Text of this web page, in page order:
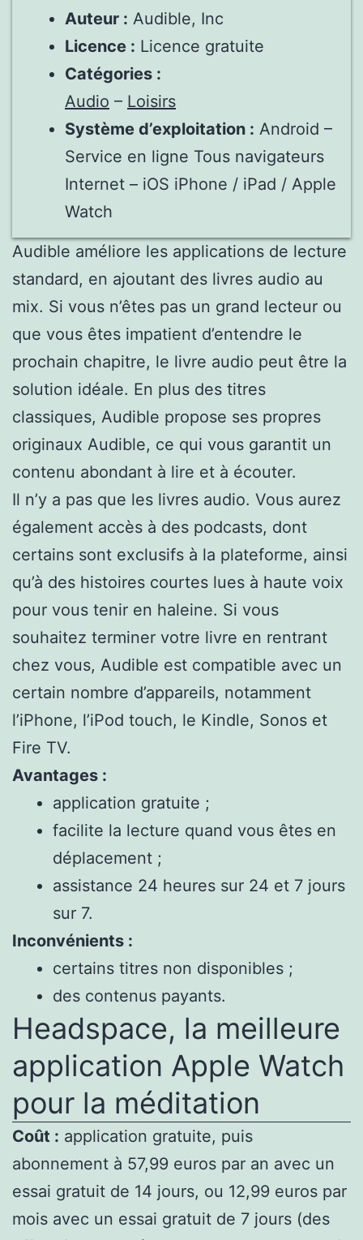
Auteur : Audible, Inc
Licence : Licence gratuite
Catégories :
Audio – Loisirs
Système d’exploitation : Android –
Service en ligne Tous navigateurs
Internet – iOS iPhone / iPad / Apple
Watch
Audible améliore les applications de lecture
standard, en ajoutant des livres audio au
mix. Si vous n’êtes pas un grand lecteur ou
que vous êtes impatient d’entendre le
prochain chapitre, le livre audio peut être la
solution idéale. En plus des titres
classiques, Audible propose ses propres
originaux Audible, ce qui vous garantit un
contenu abondant à lire et à écouter.
Il n’y a pas que les livres audio. Vous aurez
également accès à des podcasts, dont
certains sont exclusifs à la plateforme, ainsi
qu’à des histoires courtes lues à haute voix
pour vous tenir en haleine. Si vous
souhaitez terminer votre livre en rentrant
chez vous, Audible est compatible avec un
certain nombre d’appareils, notamment
l’iPhone, l’iPod touch, le Kindle, Sonos et
Fire TV.
Avantages :
application gratuite ;
facilite la lecture quand vous êtes en
déplacement ;
assistance 24 heures sur 24 et 7 jours
sur 7.
Inconvénients :
certains titres non disponibles ;
des contenus payants.
Headspace, la meilleure
application Apple Watch
pour la méditation
Coût : application gratuite, puis
abonnement à 57,99 euros par an avec un
essai gratuit de 14 jours, ou 12,99 euros par
mois avec un essai gratuit de 7 jours (des